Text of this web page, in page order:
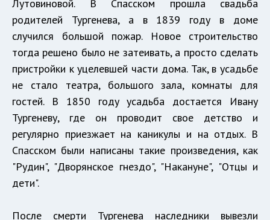
Лутовиновой. В Спасском прошла свадьба
родителей Тургенева, а в 1839 году в доме
случился большой пожар. Новое строительство
тогда решено было не затеивать, а просто сделать
пристройки к уцелевшей части дома. Так, в усадьбе
не стало театра, большого зала, комнаты для
гостей. В 1850 году усадьба достается Ивану
Тургеневу, где он проводит свое детство и
регулярно приезжает на каникулы и на отдых. В
Спасском были написаны такие произведения, как
"Рудин", "Дворянское гнездо", "Накануне", "Отцы и
дети".
После смерти Тургенева наследники вывезли